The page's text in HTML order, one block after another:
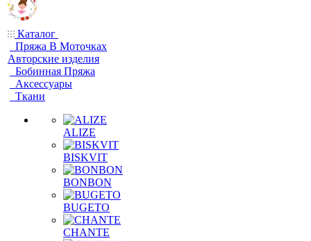
Каталог
Пряжа В Моточках
Авторские изделия
Бобинная Пряжа
Аксессуары
Ткани
ALIZE
BISKVIT
BONBON
BUGETO
CHANTE